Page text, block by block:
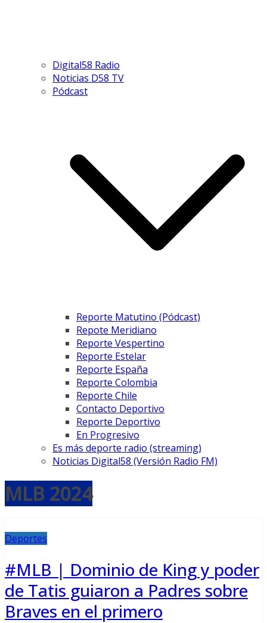
Digital58 Radio
Noticias D58 TV
Pódcast
Reporte Matutino (Pódcast)
Repote Meridiano
Reporte Vespertino
Reporte Estelar
Reporte España
Reporte Colombia
Reporte Chile
Contacto Deportivo
Reporte Deportivo
En Progresivo
Es más deporte radio (streaming)
Noticias Digital58 (Versión Radio FM)
MLB 2024
Deportes
#MLB | Dominio de King y poder
de Tatis guiaron a Padres sobre
Braves en el primero